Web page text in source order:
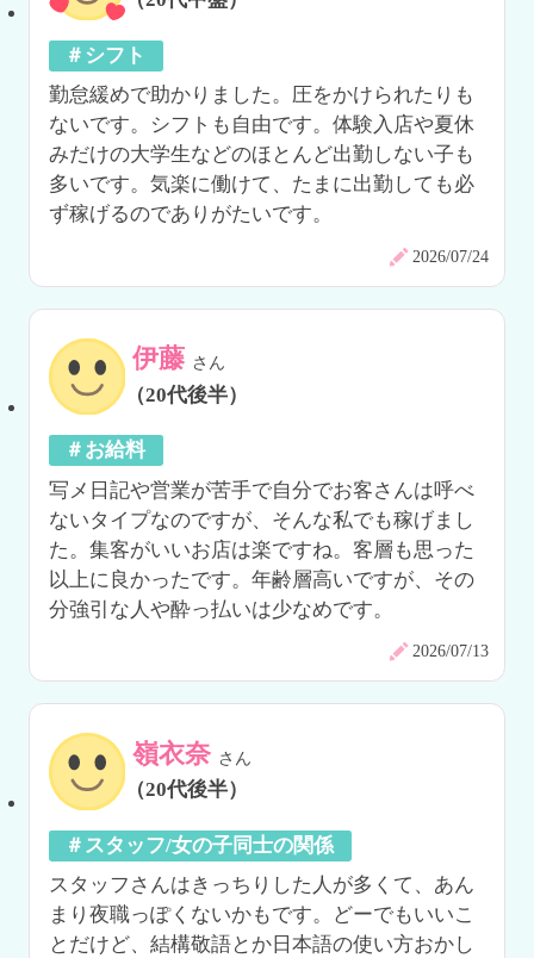
＃シフト
勤怠緩めで助かりました。圧をかけられたりも
ないです。シフトも自由です。体験入店や夏休
みだけの大学生などのほとんど出勤しない子も
多いです。気楽に働けて、たまに出勤しても必
ず稼げるのでありがたいです。
2026/07/24
伊藤 さん
（20代後半）
＃お給料
写メ日記や営業が苦手で自分でお客さんは呼べ
ないタイプなのですが、そんな私でも稼げまし
た。集客がいいお店は楽ですね。客層も思った
以上に良かったです。年齢層高いですが、その
分強引な人や酔っ払いは少なめです。
2026/07/13
嶺衣奈 さん
（20代後半）
＃スタッフ/女の子同士の関係
スタッフさんはきっちりした人が多くて、あん
まり夜職っぽくないかもです。どーでもいいこ
とだけど、結構敬語とか日本語の使い方おかし